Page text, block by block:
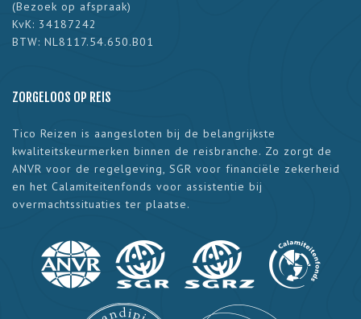
(Bezoek op afspraak)
KvK: 34187242
BTW: NL8117.54.650.B01
ZORGELOOS OP REIS
Tico Reizen is aangesloten bij de belangrijkste
kwaliteitskeurmerken binnen de reisbranche. Zo zorgt de
ANVR voor de regelgeving, SGR voor financiële zekerheid
en het Calamiteitenfonds voor assistentie bij
overmachtssituaties ter plaatse.